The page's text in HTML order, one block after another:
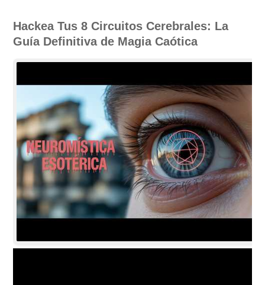
Hackea Tus 8 Circuitos Cerebrales: La
Guía Definitiva de Magia Caótica